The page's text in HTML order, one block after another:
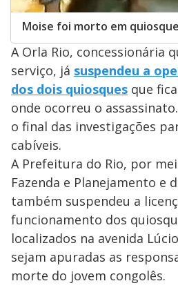
Moise foi morto em
A Orla Rio, concessionária
serviço, já suspendeu a
dos dois quiosques que
onde ocorreu o
o final das investigações
cabíveis.
A Prefeitura do Rio, por
Fazenda e Planejamento e
também suspendeu a
funcionamento dos
localizados na avenida
sejam apuradas as
morte do jovem congolês.